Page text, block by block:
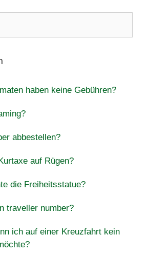
haben keine Gebühren?
abbestellen?
auf Rügen?
die Freiheitsstatue?
traveller number?
ich auf einer Kreuzfahrt kein